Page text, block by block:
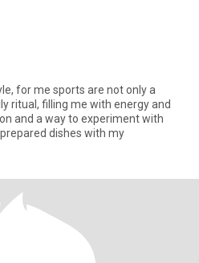
for me sports are not only a
ritual, filling me with energy and
and a way to experiment with
dishes with my